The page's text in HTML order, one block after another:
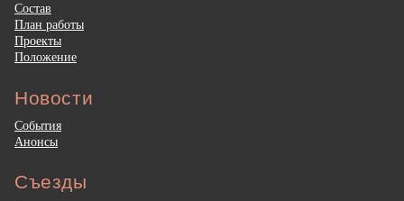
Состав
План работы
Проекты
Положение
Новости
События
Анонсы
Съезды